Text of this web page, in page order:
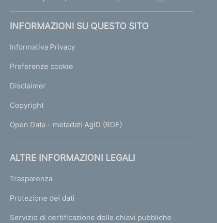
INFORMAZIONI SU QUESTO SITO
Informativa Privacy
Preferenze cookie
Disclaimer
Copyright
Open Data - metadati AgID (RDF)
ALTRE INFORMAZIONI LEGALI
Trasparenza
Protezione dei dati
Servizio di certificazione delle chiavi pubbliche